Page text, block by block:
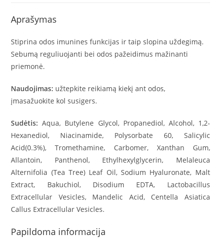
Aprašymas
Stiprina odos imunines funkcijas ir taip slopina uždegimą.
Sebumą reguliuojanti bei odos pažeidimus mažinanti
priemo­nė.
Naudojimas: užtepkite reikiamą kiekį ant odos,
įmasažuokite kol susigers.
Sudėtis: Aqua, Butylene Glycol, Propanediol, Alcohol, 1,2-
Hexanediol, Niacinamide, Polysorbate 60, Salicylic
Acid(0.3%), Tromethamine, Carbomer, Xanthan Gum,
Allantoin, Panthenol, Ethylhexylglycerin, Melaleuca
Alternifolia (Tea Tree) Leaf Oil, Sodium Hyaluronate, Malt
Extract, Bakuchiol, Disodium EDTA, Lactobacillus
Extracellular Vesicles, Mandelic Acid, Centella Asiatica
Callus Extracellular Vesicles.
Papildoma informacija